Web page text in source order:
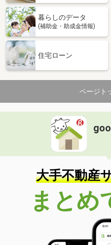
暮らしのデータ
(補助金・助成金情報)
住宅ローン
ページト
大手不動産
まとめ